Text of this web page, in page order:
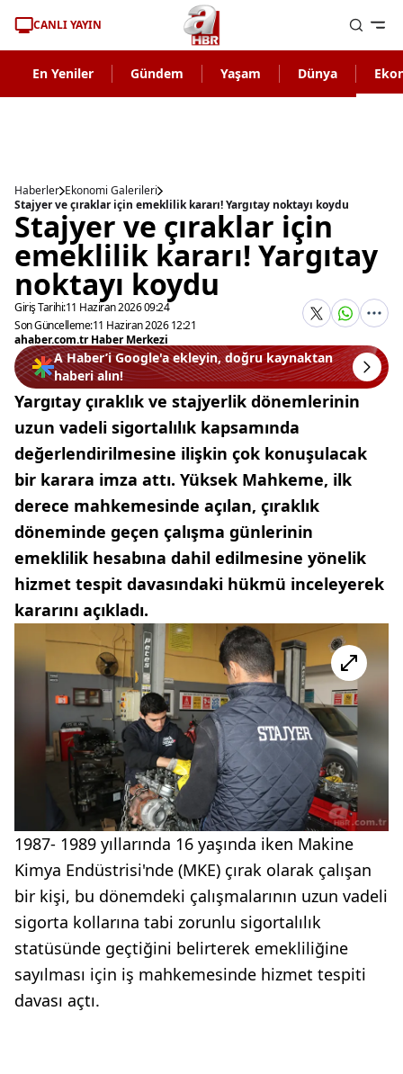
CANLI YAYIN
En Yeniler Gündem Yaşam Dünya
Haberler Ekonomi Galerileri
Stajyer ve çıraklar için emeklilik kararı! Yargıtay noktayı koydu
Stajyer ve çıraklar için
emeklilik kararı! Yargıtay
noktayı koydu
Giriş Tarihi:11 Haziran 2026 09:24
Son Güncelleme:11 Haziran 2026 12:21
ahaber.com.tr Haber Merkezi
A Haber’i Google'a ekleyin, doğru kaynaktan
haberi alın!
Yargıtay çıraklık ve stajyerlik dönemlerinin
uzun vadeli sigortalılık kapsamında
değerlendirilmesine ilişkin çok konuşulacak
bir karara imza attı. Yüksek Mahkeme, ilk
derece mahkemesinde açılan, çıraklık
döneminde geçen çalışma günlerinin
emeklilik hesabına dahil edilmesine yönelik
hizmet tespit davasındaki hükmü inceleyerek
kararını açıkladı.
1987- 1989 yıllarında 16 yaşında iken Makine
Kimya Endüstrisi'nde (MKE) çırak olarak çalışan
bir kişi, bu dönemdeki çalışmalarının uzun vadeli
sigorta kollarına tabi zorunlu sigortalılık
statüsünde geçtiğini belirterek emekliliğine
sayılması için iş mahkemesinde hizmet tespiti
davası açtı.